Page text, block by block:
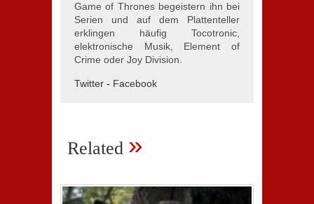
Game of Thrones begeistern ihn bei
Serien und auf dem Plattenteller
erklingen häufig Tocotronic,
elektronische Musik, Element of
Crime oder Joy Division.
Twitter - Facebook
Related »